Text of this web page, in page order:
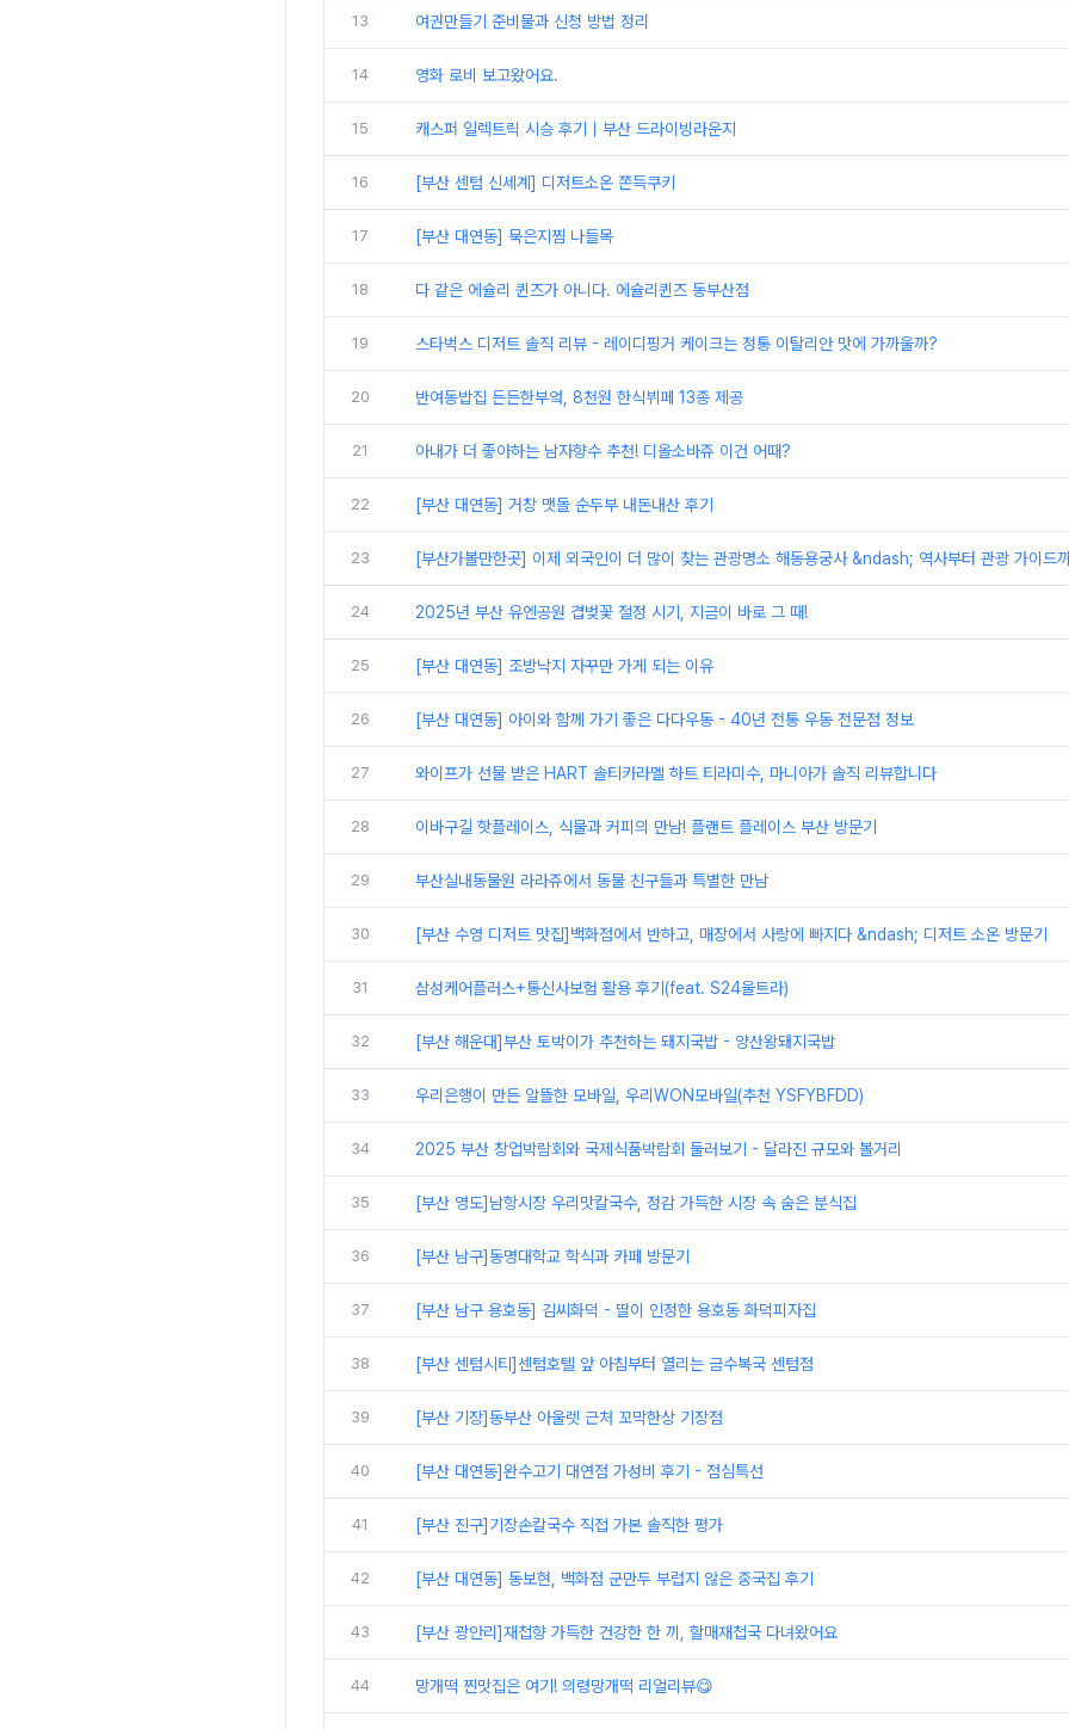
13 여권만들기 준비물과 신청 방법 정리
14 영화 로비 보고왔어요.
15 캐스퍼 일렉트릭 시승 후기｜부산 드라이빙라운지
16 [부산 센텀 신세계] 디저트소온 쫀득쿠키
17 [부산 대연동] 묵은지찜 나들목
18 다 같은 에슐리 퀸즈가 아니다. 에슐리퀸즈 동부산점
19 스타벅스 디저트 솔직 리뷰 - 레이디핑거 케이크는 정통 이탈리안 맛에 가까울까?
20 반여동밥집 든든한부엌, 8천원 한식뷔페 13종 제공
21 아내가 더 좋아하는 남자향수 추천! 디올소바쥬 이건 어때?
22 [부산 대연동] 거창 맷돌 순두부 내돈내산 후기
23 [부산가볼만한곳] 이제 외국인이 더 많이 찾는 관광명소 해동용궁사 &ndash; 역사부터 관광 가이드
24 2025년 부산 유엔공원 겹벚꽃 절정 시기, 지금이 바로 그 때!
25 [부산 대연동] 조방낙지 자꾸만 가게 되는 이유
26 [부산 대연동] 아이와 함께 가기 좋은 다다우동 - 40년 전통 우동 전문점 정보
27 와이프가 선물 받은 HART 솔티카라멜 하트 티라미수, 마니아가 솔직 리뷰합니다
28 이바구길 핫플레이스, 식물과 커피의 만남! 플랜트 플레이스 부산 방문기
29 부산실내동물원 라라쥬에서 동물 친구들과 특별한 만남
30 [부산 수영 디저트 맛집]백화점에서 반하고, 매장에서 사랑에 빠지다 &ndash; 디저트 소온 방문기
31 삼성케어플러스+통신사보험 활용 후기(feat. S24울트라)
32 [부산 해운대]부산 토박이가 추천하는 돼지국밥 - 양산왕돼지국밥
33 우리은행이 만든 알뜰한 모바일, 우리WON모바일(추천 YSFYBFDD)
34 2025 부산 창업박람회와 국제식품박람회 둘러보기 - 달라진 규모와 볼거리
35 [부산 영도]남항시장 우리맛칼국수, 정감 가득한 시장 속 숨은 분식집
36 [부산 남구]동명대학교 학식과 카페 방문기
37 [부산 남구 용호동] 김씨화덕 - 딸이 인정한 용호동 화덕피자집
38 [부산 센텀시티]센텀호텔 앞 아침부터 열리는 금수복국 센텀점
39 [부산 기장]동부산 아울렛 근처 꼬막한상 기장점
40 [부산 대연동]완수고기 대연점 가성비 후기 - 점심특선
41 [부산 진구]기장손칼국수 직접 가본 솔직한 평가
42 [부산 대연동] 동보현, 백화점 군만두 부럽지 않은 중국집 후기
43 [부산 광안리]재첩향 가득한 건강한 한 끼, 할매재첩국 다녀왔어요
44 망개떡 찐맛집은 여기! 의령망개떡 리얼리뷰😋